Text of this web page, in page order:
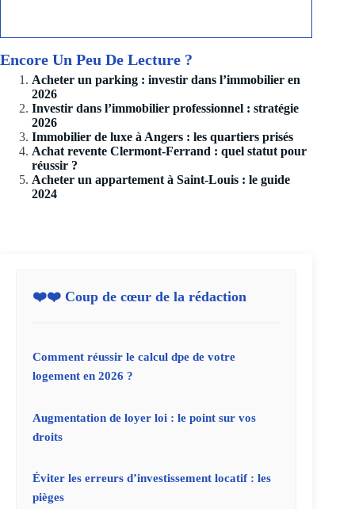
Encore Un Peu De Lecture ?
Acheter un parking : investir dans l’immobilier en
2026
Investir dans l’immobilier professionnel : stratégie
2026
Immobilier de luxe à Angers : les quartiers prisés
Achat revente Clermont-Ferrand : quel statut pour
réussir ?
Acheter un appartement à Saint-Louis : le guide
2024
❤️❤️ Coup de cœur de la rédaction
Comment réussir le calcul dpe de votre
logement en 2026 ?
Augmentation de loyer loi : le point sur vos
droits
Éviter les erreurs d’investissement locatif : les
pièges